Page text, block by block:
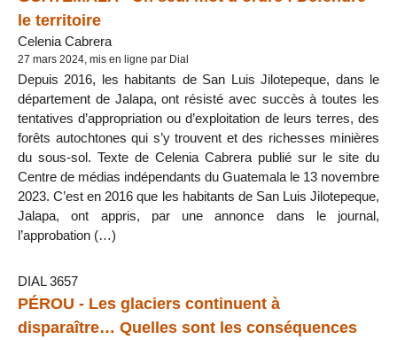
le territoire
Celenia Cabrera
27 mars 2024, mis en ligne par Dial
Depuis 2016, les habitants de San Luis Jilotepeque, dans le
département de Jalapa, ont résisté avec succès à toutes les
tentatives d’appropriation ou d’exploitation de leurs terres, des
forêts autochtones qui s’y trouvent et des richesses minières
du sous-sol. Texte de Celenia Cabrera publié sur le site du
Centre de médias indépendants du Guatemala le 13 novembre
2023. C’est en 2016 que les habitants de San Luis Jilotepeque,
Jalapa, ont appris, par une annonce dans le journal,
l’approbation (…)
DIAL 3657
PÉROU - Les glaciers continuent à
disparaître… Quelles sont les conséquences